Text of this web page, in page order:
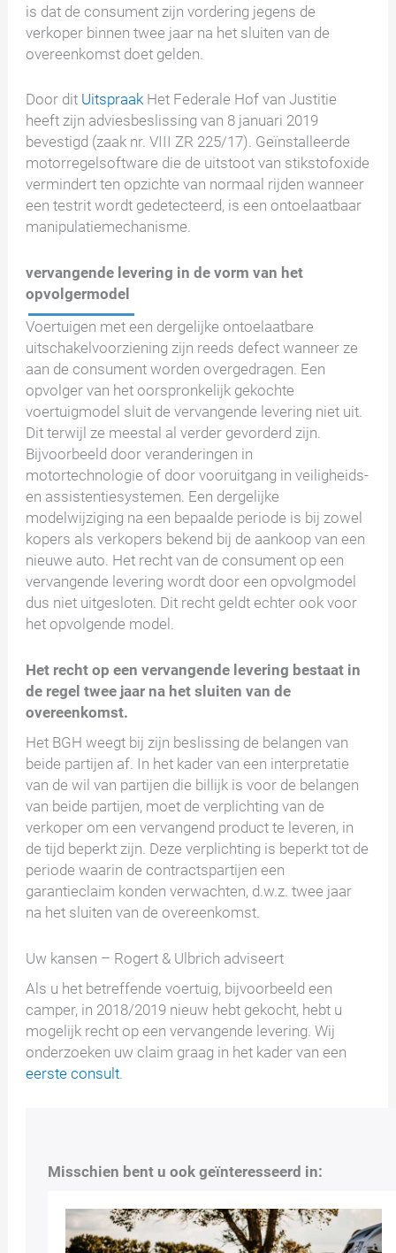
is dat de consument zijn vordering jegens de
verkoper binnen twee jaar na het sluiten van de
overeenkomst doet gelden.
Door dit Uitspraak Het Federale Hof van Justitie
heeft zijn adviesbeslissing van 8 januari 2019
bevestigd (zaak nr. VIII ZR 225/17). Geïnstalleerde
motorregelsoftware die de uitstoot van stikstofoxide
vermindert ten opzichte van normaal rijden wanneer
een testrit wordt gedetecteerd, is een ontoelaatbaar
manipulatiemechanisme.
vervangende levering in de vorm van het
opvolgermodel
Voertuigen met een dergelijke ontoelaatbare
uitschakelvoorziening zijn reeds defect wanneer ze
aan de consument worden overgedragen. Een
opvolger van het oorspronkelijk gekochte
voertuigmodel sluit de vervangende levering niet uit.
Dit terwijl ze meestal al verder gevorderd zijn.
Bijvoorbeeld door veranderingen in
motortechnologie of door vooruitgang in veiligheids-
en assistentiesystemen. Een dergelijke
modelwijziging na een bepaalde periode is bij zowel
kopers als verkopers bekend bij de aankoop van een
nieuwe auto. Het recht van de consument op een
vervangende levering wordt door een opvolgmodel
dus niet uitgesloten. Dit recht geldt echter ook voor
het opvolgende model.
Het recht op een vervangende levering bestaat in
de regel twee jaar na het sluiten van de
overeenkomst.
Het BGH weegt bij zijn beslissing de belangen van
beide partijen af. In het kader van een interpretatie
van de wil van partijen die billijk is voor de belangen
van beide partijen, moet de verplichting van de
verkoper om een vervangend product te leveren, in
de tijd beperkt zijn. Deze verplichting is beperkt tot de
periode waarin de contractspartijen een
garantieclaim konden verwachten, d.w.z. twee jaar
na het sluiten van de overeenkomst.
Uw kansen – Rogert & Ulbrich adviseert
Als u het betreffende voertuig, bijvoorbeeld een
camper, in 2018/2019 nieuw hebt gekocht, hebt u
mogelijk recht op een vervangende levering. Wij
onderzoeken uw claim graag in het kader van een
eerste consult
Misschien bent u ook geïnteresseerd in: